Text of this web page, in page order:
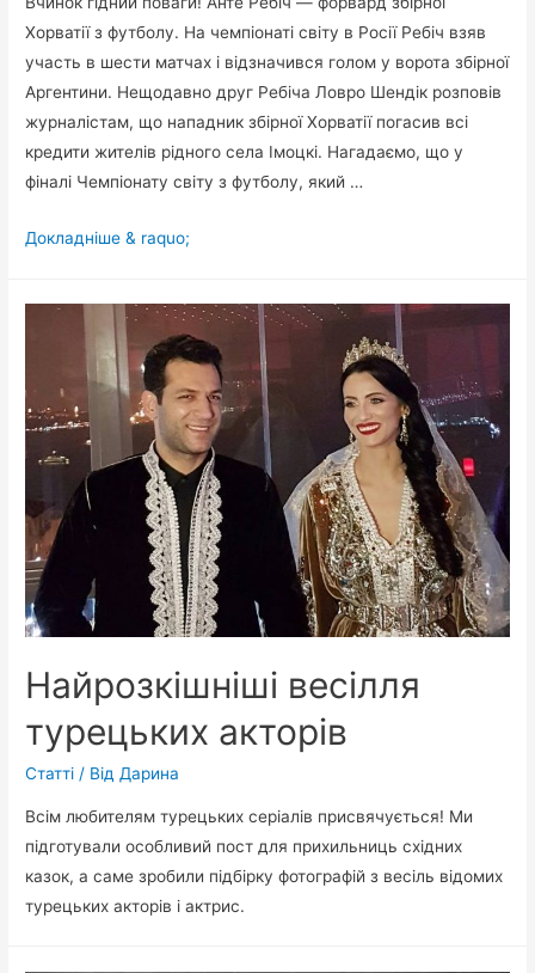
Хорватії з футболу. На чемпіонаті світу в Росії Ребіч взяв
участь в шести матчах і відзначився голом у ворота збірної
Аргентини. Нещодавно друг Ребіча Ловро Шендік розповів
журналістам, що нападник збірної Хорватії погасив всі
кредити жителів рідного села Імоцкі. Нагадаємо, що у
фіналі Чемпіонату світу з футболу, який …
Нападник
500
жителів
рідного
Докладніше & raquo;
Найрозкішніші весілля
турецьких акторів
Статті / Від Дарина
Всім любителям турецьких серіалів присвячується! Ми
підготували особливий пост для прихильниць східних
казок, а саме зробили підбірку фотографій з весіль відомих
турецьких акторів і актрис.